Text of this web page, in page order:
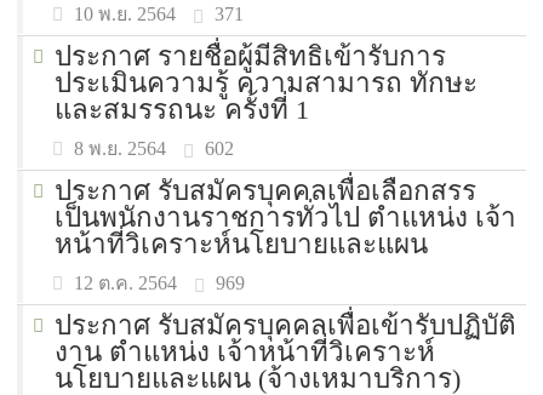
10 พ.ย. 2564 371
ประกาศ รายชื่อผู้มีสิทธิเข้ารับการ
ประเมินความรู้ ความสามารถ ทักษะ
และสมรรถนะ ครั้งที่ 1
8 พ.ย. 2564 602
ประกาศ รับสมัครบุคคลเพื่อเลือกสรร
เป็นพนักงานราชการทั่วไป ตำแหน่ง เจ้า
หน้าที่วิเคราะห์นโยบายและแผน
12 ต.ค. 2564 969
ประกาศ รับสมัครบุคคลเพื่อเข้ารับปฏิบัติ
งาน ตำแหน่ง เจ้าหน้าที่วิเคราะห์
นโยบายและแผน (จ้างเหมาบริการ)